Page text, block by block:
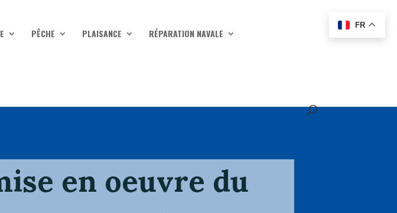
PÊCHE PLAISANCE RÉPARATION NAVALE
en oeuvre du
FR